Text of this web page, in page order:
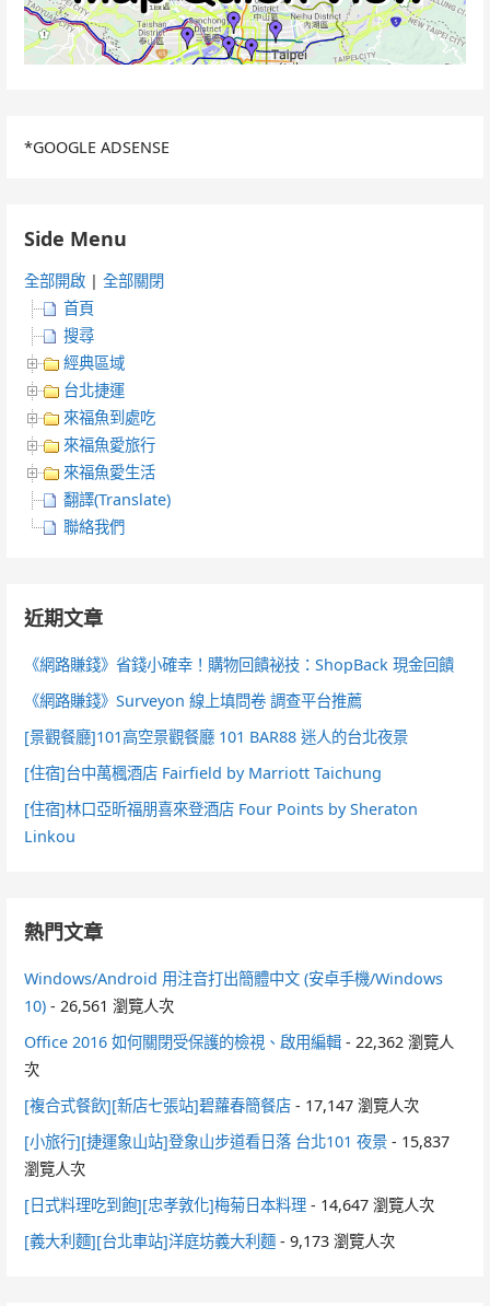
*GOOGLE ADSENSE
Side Menu
全部開啟 |全部關閉
首頁
搜尋
經典區域
台北捷運
來福魚到處吃
來福魚愛旅行
來福魚愛生活
翻譯(Translate)
聯絡我們
近期文章
《網路賺錢》省錢小確幸！購物回饋祕技：ShopBack 現金回饋
《網路賺錢》Surveyon 線上填問卷 調查平台推薦
[景觀餐廳]101高空景觀餐廳 101 BAR88 迷人的台北夜景
[住宿]台中萬楓酒店 Fairfield by Marriott Taichung
[住宿]林口亞昕福朋喜來登酒店 Four Points by Sheraton
Linkou
熱門文章
Windows/Android 用注音打出簡體中文 (安卓手機/Windows
10) - 26,561 瀏覽人次
Office 2016 如何關閉受保護的檢視、啟用編輯 - 22,362 瀏覽人
次
[複合式餐飲][新店七張站]碧蘿春簡餐店 - 17,147 瀏覽人次
[小旅行][捷運象山站]登象山步道看日落 台北101 夜景 - 15,837
瀏覽人次
[日式料理吃到飽][忠孝敦化]梅菊日本料理 - 14,647 瀏覽人次
[義大利麵][台北車站]洋庭坊義大利麵 - 9,173 瀏覽人次